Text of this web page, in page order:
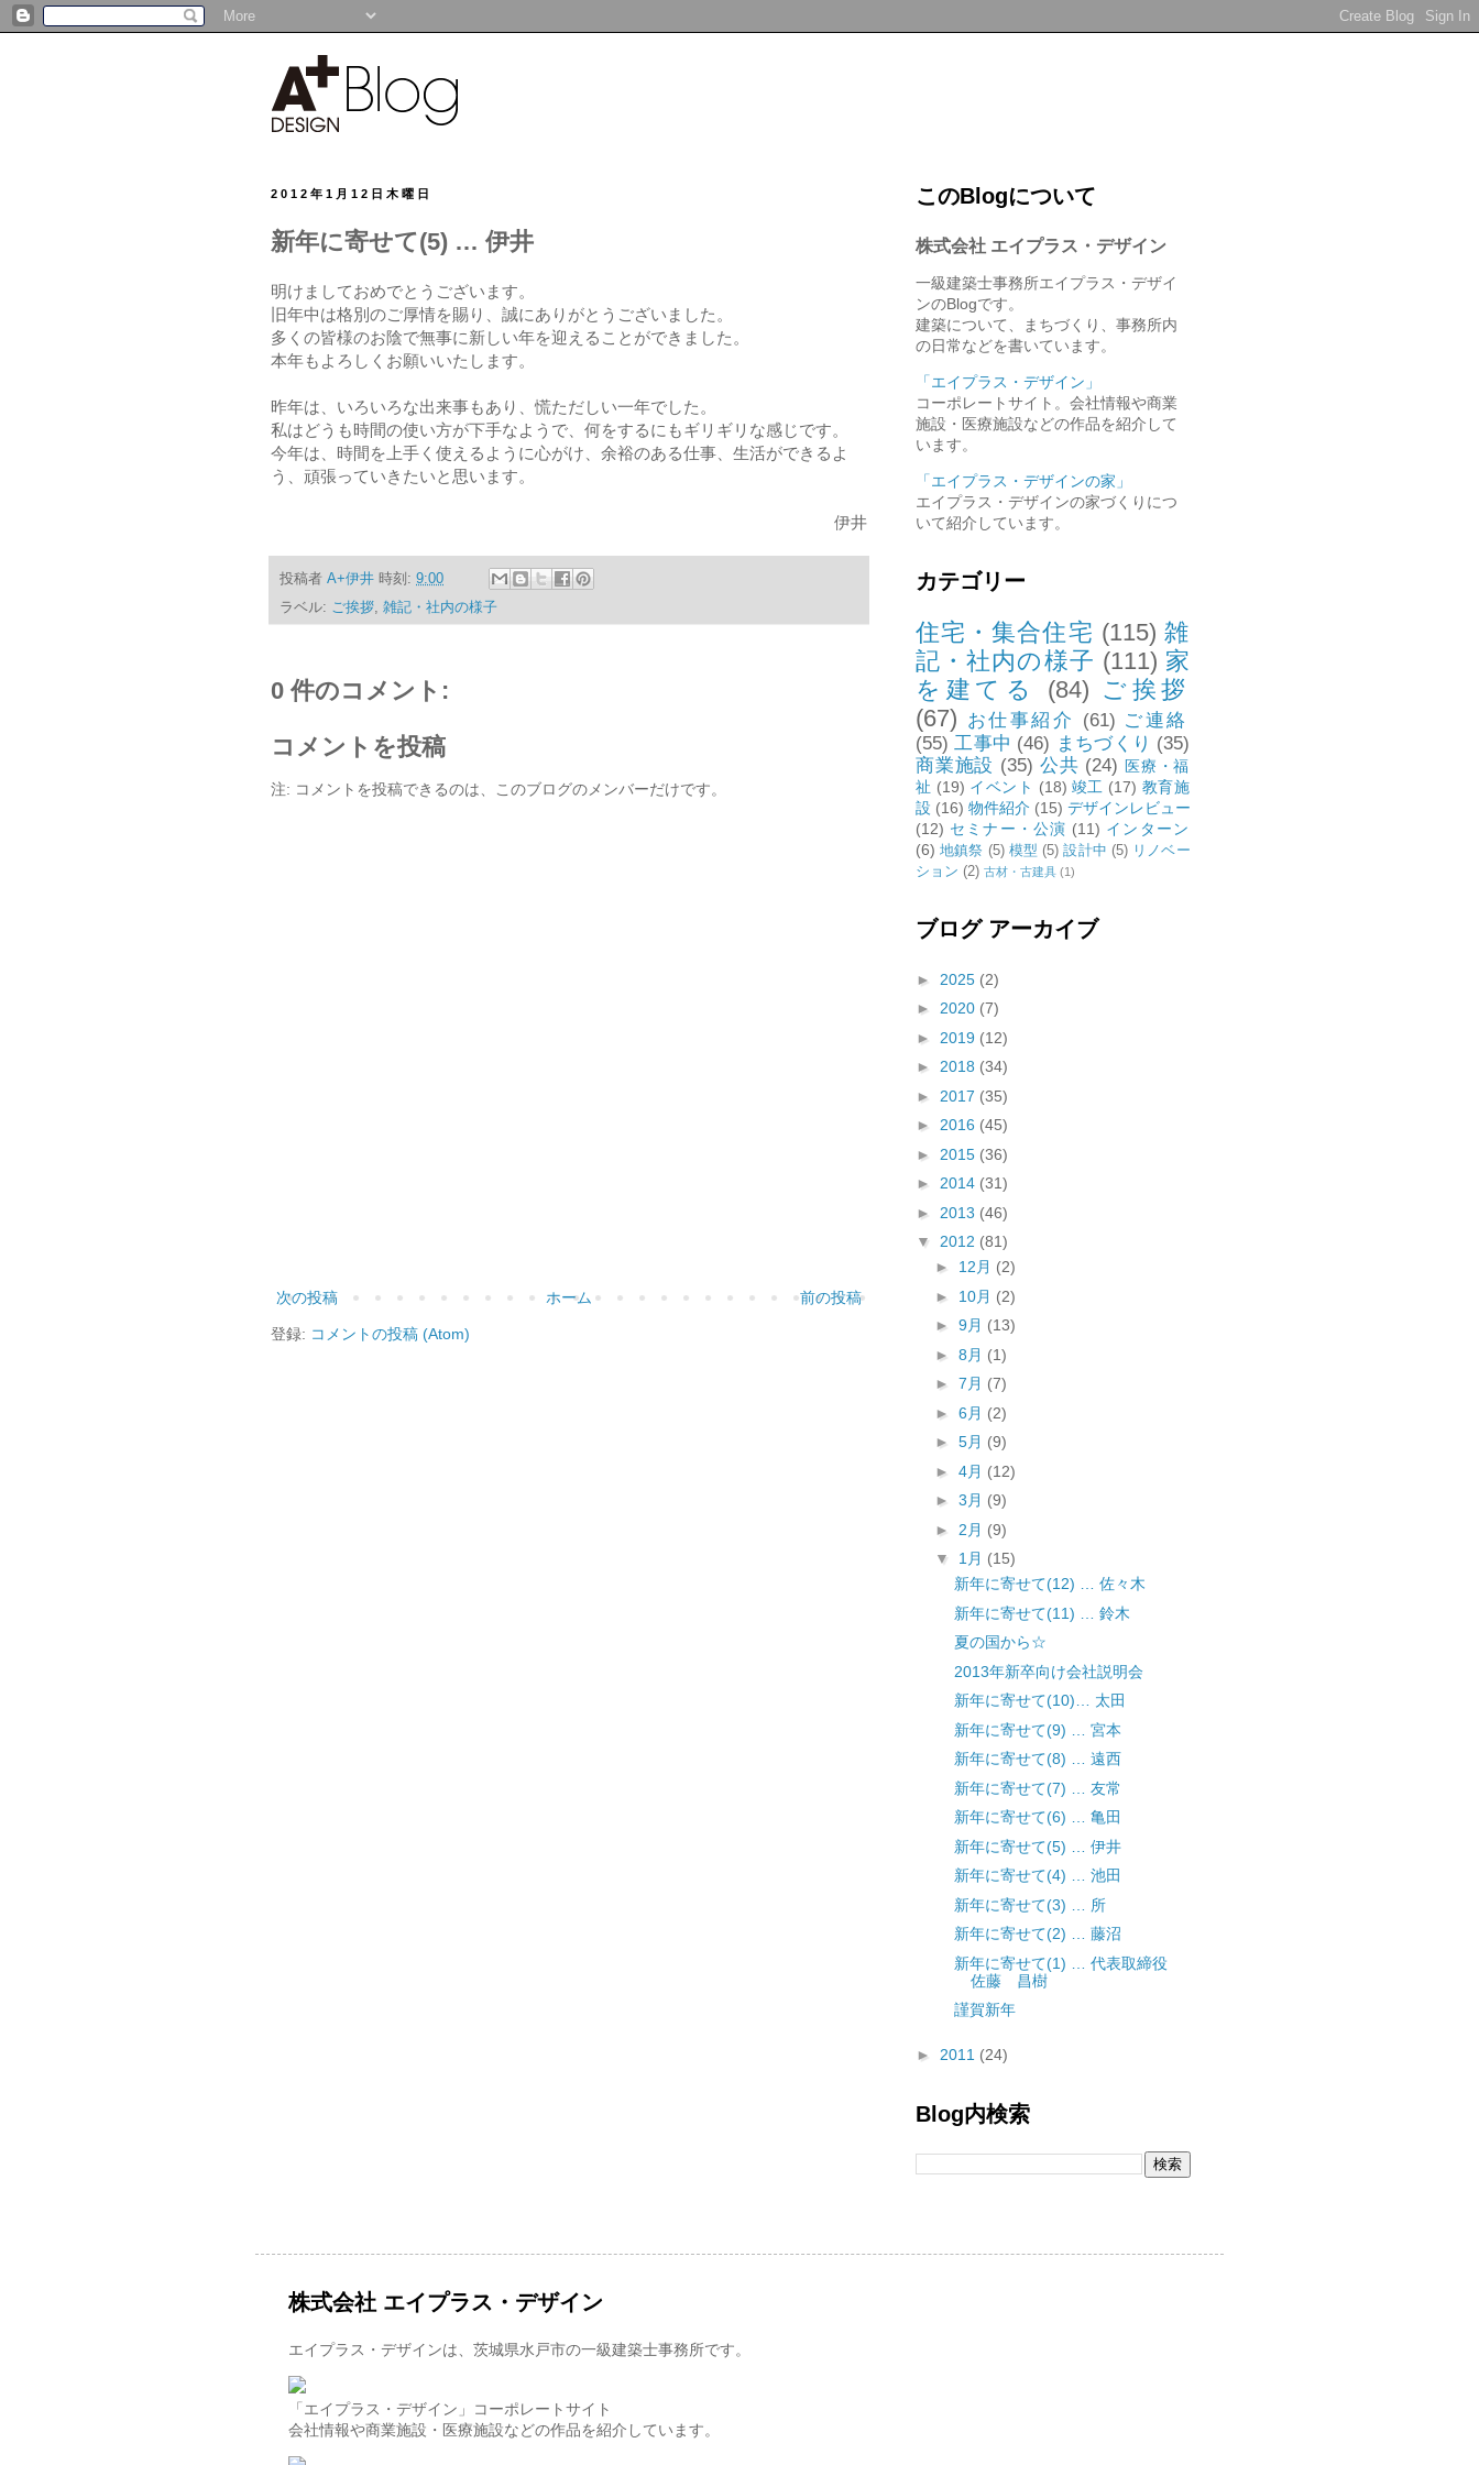
2012年1月12日木曜日
新年に寄せて(5) … 伊井
明けましておめでとうございます。
旧年中は格別のご厚情を賜り、誠にありがとうございました。
多くの皆様のお陰で無事に新しい年を迎えることができました。
本年もよろしくお願いいたします。
昨年は、いろいろな出来事もあり、慌ただしい一年でした。
私はどうも時間の使い方が下手なようで、何をするにもギリギリな感じです。
今年は、時間を上手く使えるように心がけ、余裕のある仕事、生活ができるよ
う、頑張っていきたいと思います。
伊井
投稿者 A+伊井 時刻: 9:00
ラベル: ご挨拶, 雑記・社内の様子
0 件のコメント:
コメントを投稿
注: コメントを投稿できるのは、このブログのメンバーだけです。
次の投稿 前の投稿
ホーム
登録: コメントの投稿 (Atom)
このBlogについて
株式会社 エイプラス・デザイン
一級建築士事務所エイプラス・デザイ
ンのBlogです。
建築について、まちづくり、事務所内
の日常などを書いています。
「エイプラス・デザイン」
コーポレートサイト。会社情報や商業
施設・医療施設などの作品を紹介して
います。
「エイプラス・デザインの家」
エイプラス・デザインの家づくりにつ
いて紹介しています。
カテゴリー
住宅・集合住宅 (115) 雑
記・社内の様子 (111) 家
を建てる
(84) ご挨拶
(67) お仕事紹介 (61) ご連絡
(55) 工事中 (46) まちづくり (35)
商業施設 (35) 公共 (24) 医療・福
祉 (19) イベント (18) 竣工 (17) 教育施
設 (16) 物件紹介 (15) デザインレビュー
(12) セミナー・公演 (11) インターン
(6) 地鎮祭 (5) 模型 (5) 設計中 (5) リノベー
ション (2) 古材・古建具 (1)
ブログ アーカイブ
► 2025 (2)
► 2020 (7)
► 2019 (12)
► 2018 (34)
► 2017 (35)
► 2016 (45)
► 2015 (36)
► 2014 (31)
► 2013 (46)
▼ 2012 (81)
► 12月 (2)
► 10月 (2)
► 9月 (13)
► 8月 (1)
► 7月 (7)
► 6月 (2)
► 5月 (9)
► 4月 (12)
► 3月 (9)
► 2月 (9)
▼ 1月 (15)
新年に寄せて(12) … 佐々木
新年に寄せて(11) … 鈴木
夏の国から☆
2013年新卒向け会社説明会
新年に寄せて(10)… 太田
新年に寄せて(9) … 宮本
新年に寄せて(8) … 遠西
新年に寄せて(7) … 友常
新年に寄せて(6) … 亀田
新年に寄せて(5) … 伊井
新年に寄せて(4) … 池田
新年に寄せて(3) … 所
新年に寄せて(2) … 藤沼
新年に寄せて(1) … 代表取締役
佐藤 昌樹
謹賀新年
► 2011 (24)
Blog内検索
株式会社 エイプラス・デザイン
エイプラス・デザインは、茨城県水戸市の一級建築士事務所です。
「エイプラス・デザイン」コーポレートサイト
会社情報や商業施設・医療施設などの作品を紹介しています。